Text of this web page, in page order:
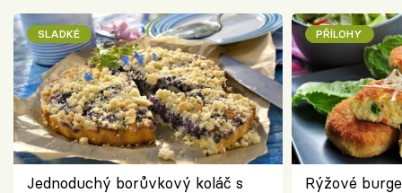
SLADKÉ
Jednoduchý borůvkový koláč s
PŘÍLOHY
Rýžové